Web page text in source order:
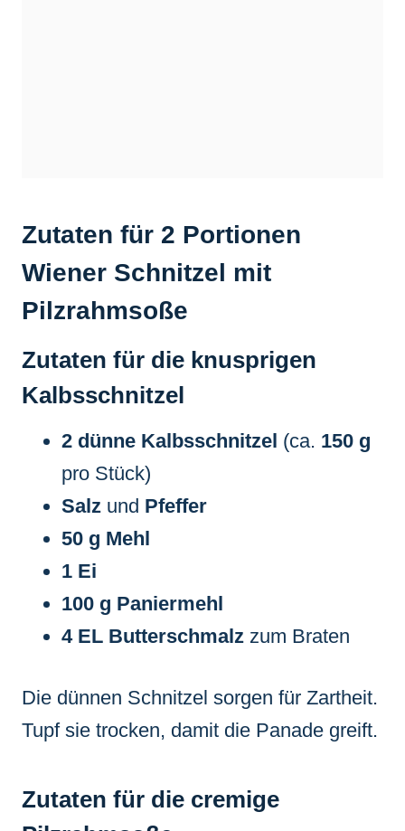
Zutaten für 2 Portionen
Wiener Schnitzel mit
Pilzrahmsoße
Zutaten für die knusprigen
Kalbsschnitzel
2 dünne Kalbsschnitzel (ca. 150 g
pro Stück)
Salz und Pfeffer
50 g Mehl
1 Ei
100 g Paniermehl
4 EL Butterschmalz zum Braten
Die dünnen Schnitzel sorgen für Zartheit.
Tupf sie trocken, damit die Panade greift.
Zutaten für die cremige